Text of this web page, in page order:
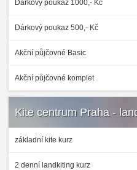
Dárkový poukaz 1000,- Kč
Dárkový poukaz 500,- Kč
Akční půjčovné Basic
Akční půjčovné komplet
Kite centrum Praha -
základní kite kurz
2 denní landkiting kurz